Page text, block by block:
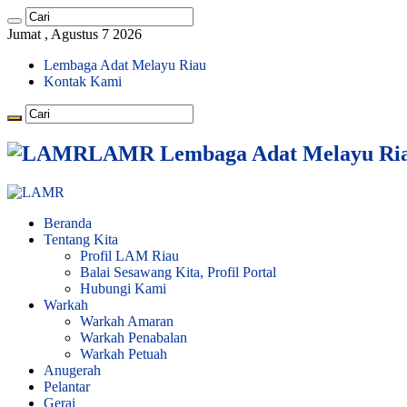
Jumat , Agustus 7 2026
Lembaga Adat Melayu Riau
Kontak Kami
LAMR Lembaga Adat Melayu
Beranda
Tentang Kita
Profil LAM Riau
Balai Sesawang Kita, Profil Portal
Hubungi Kami
Warkah
Warkah Amaran
Warkah Penabalan
Warkah Petuah
Anugerah
Pelantar
Gerai